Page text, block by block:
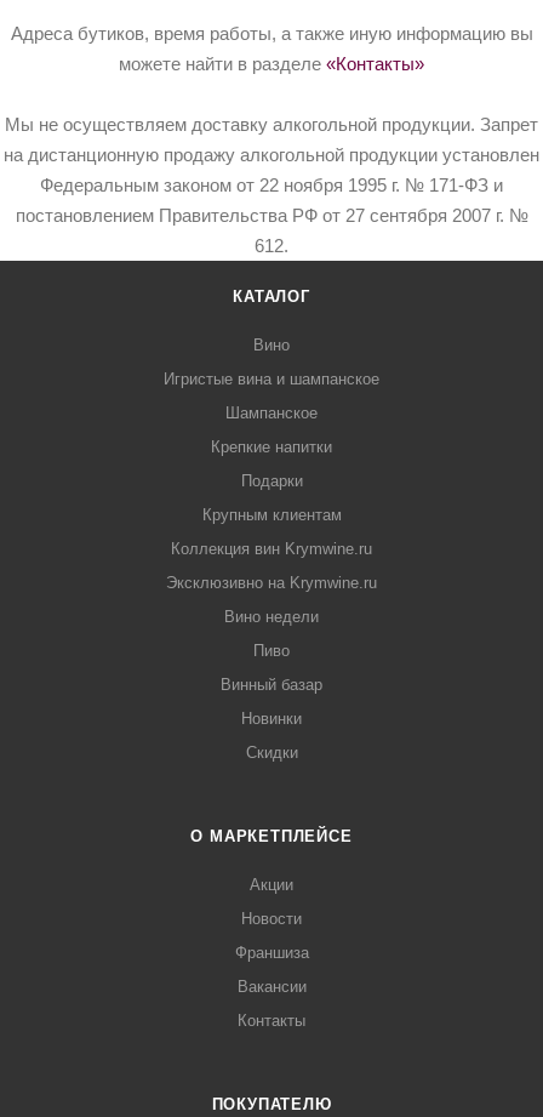
Адреса бутиков, время работы, а также иную информацию вы
можете найти в разделе «Контакты»
Мы не осуществляем доставку алкогольной продукции. Запрет
на дистанционную продажу алкогольной продукции установлен
Федеральным законом от 22 ноября 1995 г. № 171-ФЗ и
постановлением Правительства РФ от 27 сентября 2007 г. №
612.
КАТАЛОГ
Вино
Игристые вина и шампанское
Шампанское
Крепкие напитки
Подарки
Крупным клиентам
Коллекция вин Krymwine.ru
Эксклюзивно на Krymwine.ru
Вино недели
Пиво
Винный базар
Новинки
Скидки
О МАРКЕТПЛЕЙСЕ
Акции
Новости
Франшиза
Вакансии
Контакты
ПОКУПАТЕЛЮ